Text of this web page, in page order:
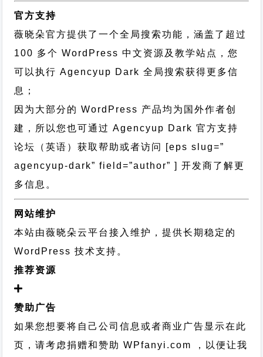
官方支持
薇晓朵官方提供了一个全局搜索功能，涵盖了超过
100 多个 WordPress 中文资源及教学站点，您
可以执行 Agencyup Dark 全局搜索获得更多信
息；
因为大部分的 WordPress 产品均为国外作者创
建，所以您也可通过Agencyup Dark 官方支持
论坛
（英语）获取帮助或者访问 [eps slug=”
agencyup-dark” field=”author” ] 开发商了解更
多信息。
网站维护
本站由薇晓朵云平台接入维护，提供长期稳定的
WordPress 技术支持 。
推荐资源
赞助广告
如果您想要将自己公司信息或者商业广告显示在此
页，请考虑捐赠和赞助 WPfanyi.com ，以便让我